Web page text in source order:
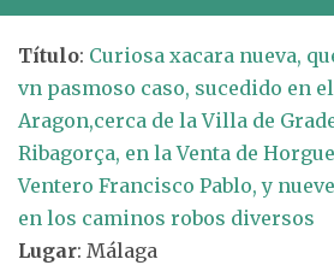
Título: Curiosa xacara nueva,
vn pasmoso caso, sucedido en
Aragon,cerca de la Villa de
Ribagorça, en la Venta de
Ventero Francisco Pablo, y
en los caminos robos diversos
Lugar: Málaga